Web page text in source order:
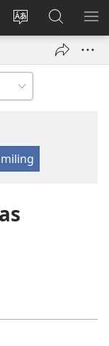
Balyui
yinaknan
an
site
Pag-
log
new
Pamiling
ha
JW.ORG